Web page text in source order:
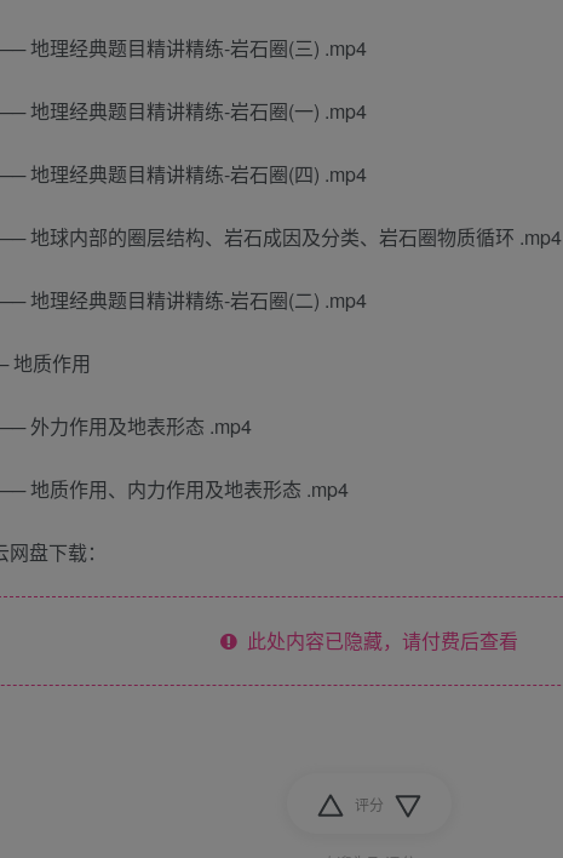
地理经典题目精讲精练-岩石圈(三) .mp4
地理经典题目精讲精练-岩石圈(一) .mp4
地理经典题目精讲精练-岩石圈(四) .mp4
地球内部的圈层结构、岩石成因及分类、岩石圈物质循环 .mp4
地理经典题目精讲精练-岩石圈(二) .mp4
地质作用
外力作用及地表形态 .mp4
地质作用、内力作用及地表形态 .mp4
盘下载：
此处内容已隐藏，请付费后查看
评分